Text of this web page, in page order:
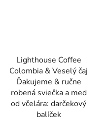
Lighthouse Coffee
Colombia & Veselý čaj
Ďakujeme & ručne
robená sviečka a med
od včelára: darčekový
balíček